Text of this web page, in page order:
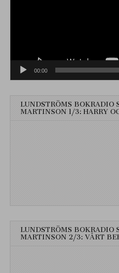
00:00
LUNDSTRÖMS BOKRADIO
MARTINSON 1/3: HARRY
LUNDSTRÖMS BOKRADIO
MARTINSON 2/3: VÅRT